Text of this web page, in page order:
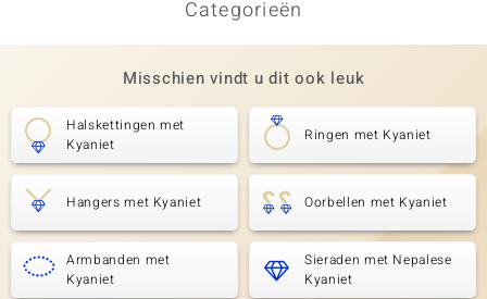
Categorieën
Misschien vindt u dit ook leuk
Halskettingen met
Kyaniet
Ringen met Kyaniet
Hangers met Kyaniet Oorbellen met Kyaniet
Armbanden met
Kyaniet
Sieraden met Nepalese
Kyaniet